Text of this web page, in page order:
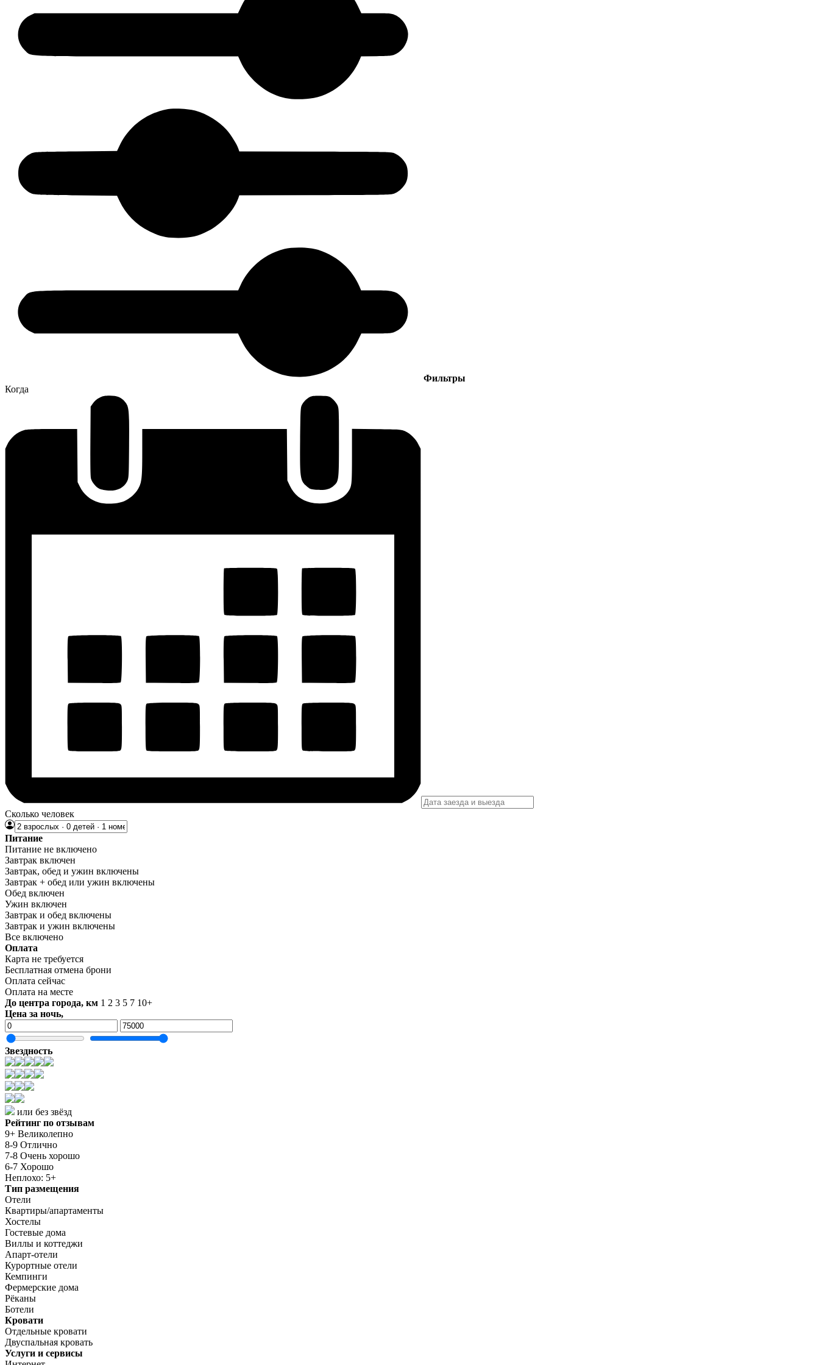
Фильтры
Когда
Сколько человек
Питание
Питание не включено
Завтрак включен
Завтрак, обед и ужин включены
Завтрак + обед или ужин включены
Обед включен
Ужин включен
Завтрак и обед включены
Завтрак и ужин включены
Все включено
Оплата
Карта не требуется
Бесплатная отмена брони
Оплата сейчас
Оплата на месте
До центра города, км 1 2 3 5 7 10+
Цена за ночь,
Звездность
или без звёзд
Рейтинг по отзывам
9+ Великолепно
8-9 Отлично
7-8 Очень хорошо
6-7 Хорошо
Неплохо: 5+
Тип размещения
Отели
Квартиры/апартаменты
Хостелы
Гостевые дома
Виллы и коттеджи
Апарт-отели
Курортные отели
Кемпинги
Фермерские дома
Рёканы
Ботели
Кровати
Отдельные кровати
Двуспальная кровать
Услуги и сервисы